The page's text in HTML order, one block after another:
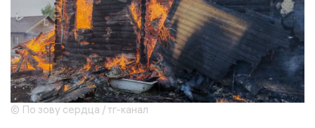
© По зову сердца / тг-канал